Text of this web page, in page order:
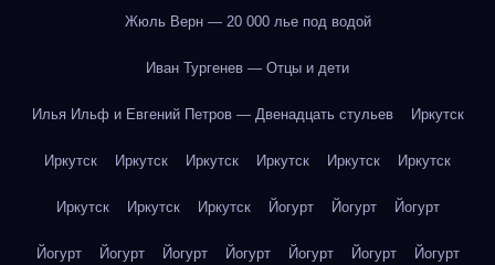
Жюль Верн — 20 000 лье под водой
Иван Тургенев — Отцы и дети
Илья Ильф и Евгений Петров — Двенадцать стульев Иркутск
Иркутск Иркутск Иркутск Иркутск Иркутск Иркутск
Иркутск Иркутск Иркутск Йогурт Йогурт Йогурт
Йогурт Йогурт Йогурт Йогурт Йогурт Йогурт Йогурт